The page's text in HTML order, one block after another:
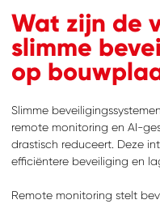
Wat zijn de
slimme
op
Slimme
remote monitoring en AI-
drastisch reduceert. Deze
efficiëntere beveiliging en
Remote monitoring stelt